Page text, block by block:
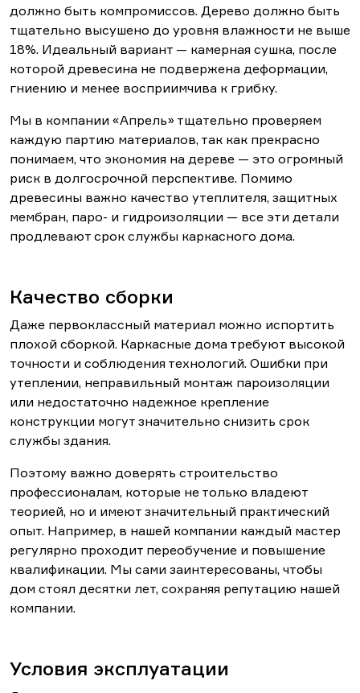
должно быть компромиссов. Дерево должно быть
тщательно высушено до уровня влажности не выше
18%. Идеальный вариант — камерная сушка, после
которой древесина не подвержена деформации,
гниению и менее восприимчива к грибку.
Мы в компании «Апрель» тщательно проверяем
каждую партию материалов, так как прекрасно
понимаем, что экономия на дереве — это огромный
риск в долгосрочной перспективе. Помимо
древесины важно качество утеплителя, защитных
мембран, паро- и гидроизоляции — все эти детали
продлевают срок службы каркасного дома.
Качество сборки
Даже первоклассный материал можно испортить
плохой сборкой. Каркасные дома требуют высокой
точности и соблюдения технологий. Ошибки при
утеплении, неправильный монтаж пароизоляции
или недостаточно надежное крепление
конструкции могут значительно снизить срок
службы здания.
Поэтому важно доверять строительство
профессионалам, которые не только владеют
теорией, но и имеют значительный практический
опыт. Например, в нашей компании каждый мастер
регулярно проходит переобучение и повышение
квалификации. Мы сами заинтересованы, чтобы
дом стоял десятки лет, сохраняя репутацию нашей
компании.
Условия эксплуатации